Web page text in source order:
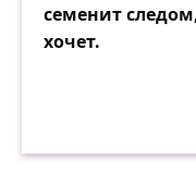
семенит
хочет.